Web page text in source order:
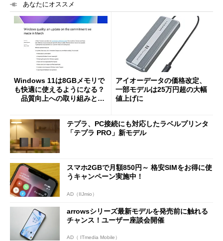
あなたにオススメ
Windows 11は8GBメモリで
も快適に使えるようになる？
品質向上への取り組みと
アイオーデータの価格改定、
一部モデルは25万円超の大幅
値上げに
テプラ、PC接続にも対応したラベルプリンタ
「テプラ PRO」新モデル
スマホ2GBで月額850円～ 格安SIMをお得に使
うキャンペーン実施中！
AD（IIJmio）
arrowsシリーズ最新モデルを発売前に触れる
チャンス！ユーザー座談会開催
AD（ ITmedia Mobile）